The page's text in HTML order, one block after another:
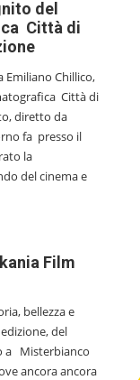
del
Città di
Chillico,
Città di
diretto da
fa presso il
la
del cinema e
Film
bellezza e
del
a Misterbianco
ancora ancora